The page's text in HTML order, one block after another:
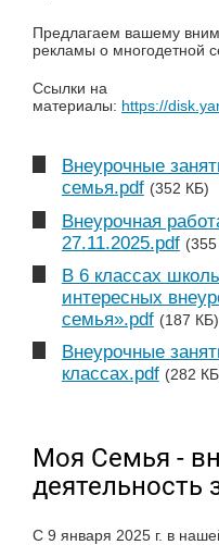
Предлагаем вашему
рекламы о многодетной
Ссылки на
материалы: https://
Внеурочные
семья.pdf (352 КБ)
Внеурочная
27.11.2025.pdf
В 6 классах
интересных
семья».pdf (187 КБ)
Внеурочные
классах.pdf (282
Моя Семья -
деятельность
С 9 января 2025 г. в